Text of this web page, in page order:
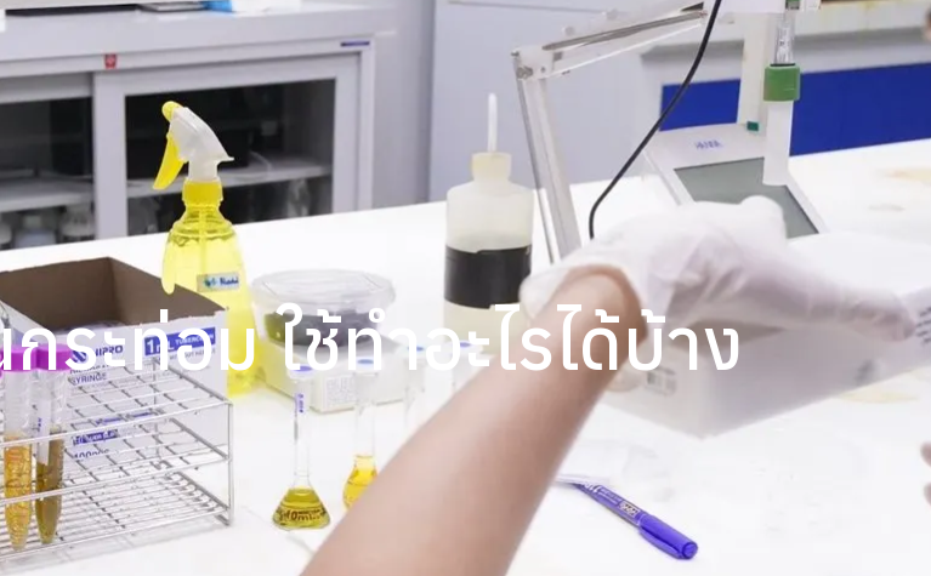
ระท่อม ใช้ทำอะไรได้บ้าง